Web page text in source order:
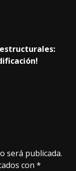
será publicada.
con *